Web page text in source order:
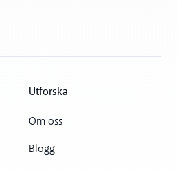
Utforska
Om oss
Blogg